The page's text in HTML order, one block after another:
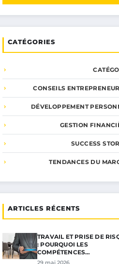
CATÉGORIES
CONSEILS
DÉVELOPPEMENT
GESTION
SUCCESS
TENDANCES DU
ARTICLES RÉCENTS
TRAVAIL ET PRISE DE
: POURQUOI LES
COMPÉTENCES…
29 mai 2026